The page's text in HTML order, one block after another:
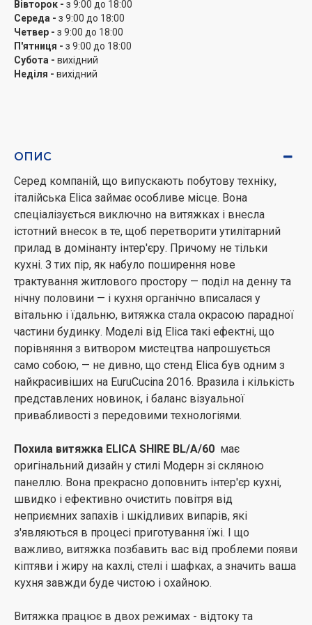
забруднене повітря через витяжку виводиться в
систему вентиляції, а на його місце надходить нове -
чисте і свіже. В режимі циркуляції повітря через
воздуховод надходить в витяжку, потім очищається
за допомогою спеціальних фільтрів, а потім знову
одну страву або відразу декілька. Сенсорне
управління дозволить зручно і легко вибирати
потрібні налаштування, а вбудоване освітлення стане
в нагоді в темний час доби. ELICA SHIRE BL/A/60 – це
надійна витяжка, яка допоможе підтримати чистоту і
свіжість повітря у вашій кухні, ставши прекрасним
доповненням інтер'єру.
Вівторок - з 9:00 до 18:00
Середа - з 9:00 до 18:00
Четвер - з 9:00 до 18:00
П'ятниця - з 9:00 до 18:00
Субота - вихідний
Неділя - вихідний
ОПИС
Серед компаній, що випускають побутову техніку,
італійська Elica займає особливе місце. Вона
спеціалізується виключно на витяжках і внесла
істотний внесок в те, щоб перетворити утилітарний
прилад в домінанту інтер'єру. Причому не тільки
кухні. З тих пір, як набуло поширення нове
трактування житлового простору — поділ на денну та
нічну половини — і кухня органічно вписалася у
вітальню і їдальню, витяжка стала окрасою парадної
частини будинку. Моделі від Elica такі ефектні, що
порівняння з витвором мистецтва напрошується
само собою, — не дивно, що стенд Elica був одним з
найкрасивіших на EuruCucina 2016. Вразила і кількість
представлених новинок, і баланс візуальної
привабливості з передовими технологіями.
Похила витяжка ELICA SHIRE BL/A/60 має
оригінальний дизайн у стилі Модерн зі скляною
панеллю. Вона прекрасно доповнить інтер'єр кухні,
швидко і ефективно очистить повітря від
неприємних запахів і шкідливих випарів, які
з'являються в процесі приготування їжі. І що
важливо, витяжка позбавить вас від проблеми появи
кіптяви і жиру на кахлі, стелі і шафках, а значить ваша
кухня завжди буде чистою і охайною.
Витяжка працює в двох режимах - відтоку та